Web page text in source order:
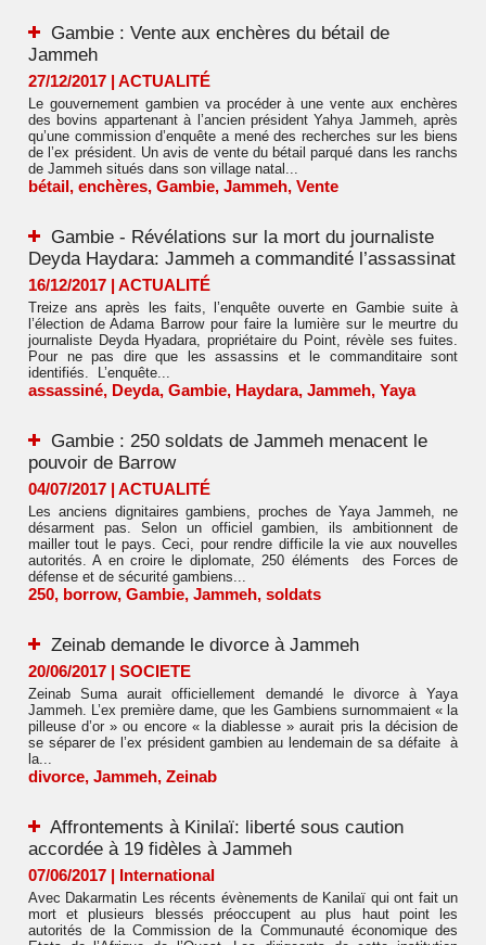
Gambie : Vente aux enchères du bétail de
Jammeh
27/12/2017 | ACTUALITÉ
Le gouvernement gambien va procéder à une vente aux enchères
des bovins appartenant à l’ancien président Yahya Jammeh, après
qu’une commission d’enquête a mené des recherches sur les biens
de l’ex président. Un avis de vente du bétail parqué dans les ranchs
de Jammeh situés dans son village natal...
bétail, enchères, Gambie, Jammeh, Vente
Gambie - Révélations sur la mort du journaliste
Deyda Haydara: Jammeh a commandité l’assassinat
16/12/2017 | ACTUALITÉ
Treize ans après les faits, l’enquête ouverte en Gambie suite à
l’élection de Adama Barrow pour faire la lumière sur le meurtre du
journaliste Deyda Hyadara, propriétaire du Point, révèle ses fuites.
Pour ne pas dire que les assassins et le commanditaire sont
identifiés. L’enquête...
assassiné, Deyda, Gambie, Haydara, Jammeh, Yaya
Gambie : 250 soldats de Jammeh menacent le
pouvoir de Barrow
04/07/2017 | ACTUALITÉ
Les anciens dignitaires gambiens, proches de Yaya Jammeh, ne
désarment pas. Selon un officiel gambien, ils ambitionnent de
mailler tout le pays. Ceci, pour rendre difficile la vie aux nouvelles
autorités. A en croire le diplomate, 250 éléments des Forces de
défense et de sécurité gambiens...
250, borrow, Gambie, Jammeh, soldats
Zeinab demande le divorce à Jammeh
20/06/2017 | SOCIETE
Zeinab Suma aurait officiellement demandé le divorce à Yaya
Jammeh. L’ex première dame, que les Gambiens surnommaient « la
pilleuse d’or » ou encore « la diablesse » aurait pris la décision de
se séparer de l’ex président gambien au lendemain de sa défaite à
la...
divorce, Jammeh, Zeinab
Affrontements à Kinilaï: liberté sous caution
accordée à 19 fidèles à Jammeh
07/06/2017 | International
Avec Dakarmatin Les récents évènements de Kanilaï qui ont fait un
mort et plusieurs blessés préoccupent au plus haut point les
autorités de la Commission de la Communauté économique des